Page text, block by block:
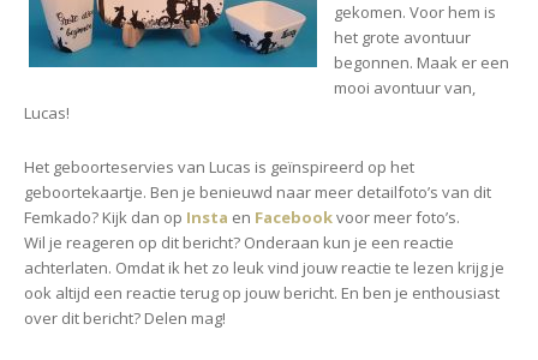
gekomen. Voor hem is
het grote avontuur
begonnen. Maak er een
mooi avontuur van,
Lucas!
Het geboorteservies van Lucas is geïnspireerd op het
geboortekaartje. Ben je benieuwd naar meer detailfoto’s van dit
Femkado? Kijk dan op Insta en Facebookvoor meer foto’s.
Wil je reageren op dit bericht? Onderaan kun je een reactie
achterlaten. Omdat ik het zo leuk vind jouw reactie te lezen krijg je
ook altijd een reactie terug op jouw bericht. En ben je enthousiast
over dit bericht? Delen mag!